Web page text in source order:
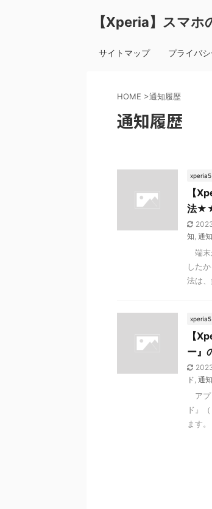
【Xperia】スマホ
サイトマップ プライバ
HOME >通知履歴
通知履歴
xperia5
【
法
知, 通
端末
した
法は
xperia5
【
ー』
ド, 通
アプ
ド』
ます